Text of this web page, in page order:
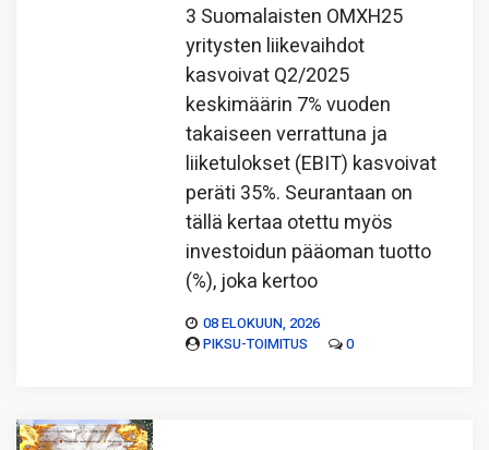
3 Suomalaisten OMXH25
yritysten liikevaihdot
kasvoivat Q2/2025
keskimäärin 7% vuoden
takaiseen verrattuna ja
liiketulokset (EBIT) kasvoivat
peräti 35%. Seurantaan on
tällä kertaa otettu myös
investoidun pääoman tuotto
(%), joka kertoo
08 ELOKUUN, 2026
PIKSU-TOIMITUS
0